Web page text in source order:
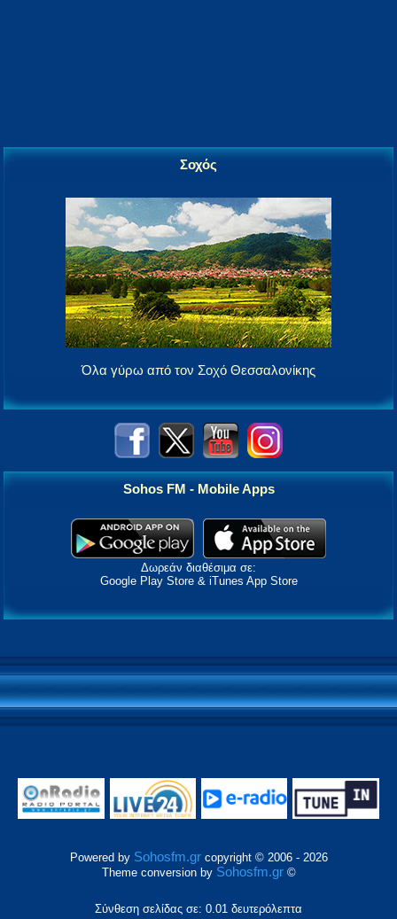
Σοχός
Όλα γύρω από τον Σοχό Θεσσαλονίκης
Sohos FM - Mobile Apps
Δωρεάν διαθέσιμα σε:
Google Play Store & iTunes App Store
Powered by Sohosfm.grcopyright © 2006 - 2026
Theme conversion by Sohosfm.gr©
Σύνθεση σελίδας σε: 0.01 δευτερόλεπτα